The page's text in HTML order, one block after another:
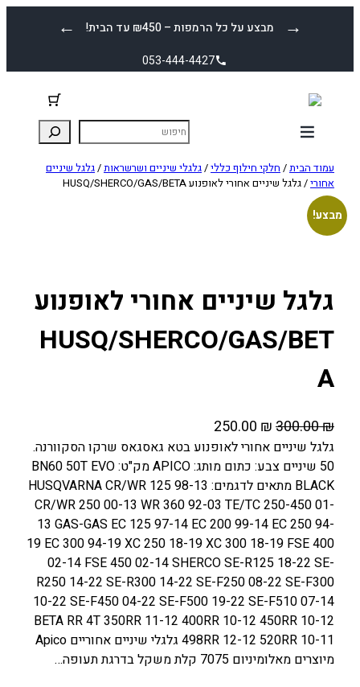
← מבצע על כל הרמפות – ₪450 עד הבית! →
053-444-4427
עמוד הבית/ חלקי חילוף כללי/גלגלי שיניים ושרשראות/גלגל שיניים
אחורי/ גלגל שיניים אחורי לאופנוע HUSQ/SHERCO/GAS/BETA
מבצע!
גלגל שיניים אחורי לאופנוע
HUSQ/SHERCO/GAS/BET
A
300.00₪
ה
מ
ח
י
ר
ה
מ
ק
ו
ר
י
ה
250.00 ₪
מ
ח
י
ר
ה
נ
ו
כ
ח
י
ה
גלגל שיניים אחורי לאופנוע בטא גאסגאס שרקו הסקוורנה.
50 שיניים צבע: כתום מותג: APICO מק"ט: BN60 50T EVO
BLACK מתאים לדגמים: HUSQVARNA CR/WR 125 98-13
CR/WR 250 00-13 WR 360 92-03 TE/TC 250-450 01-
13 GAS-GAS EC 125 97-14 EC 200 99-14 EC 250 94-
19 EC 300 94-19 XC 250 18-19 XC 300 18-19 FSE 400
02-14 FSE 450 02-14 SHERCO SE-R125 18-22 SE-
R250 14-22 SE-R300 14-22 SE-F250 08-22 SE-F300
10-22 SE-F450 04-22 SE-F500 19-22 SE-F510 07-14
BETA RR 4T 350RR 11-12 400RR 10-12 450RR 10-12
498RR 12-12 520RR 10-11 גלגלי שיניים אחוריים Apico
מיוצרים מאלומיניום 7075 קלת משקל בדרגת תעופה…